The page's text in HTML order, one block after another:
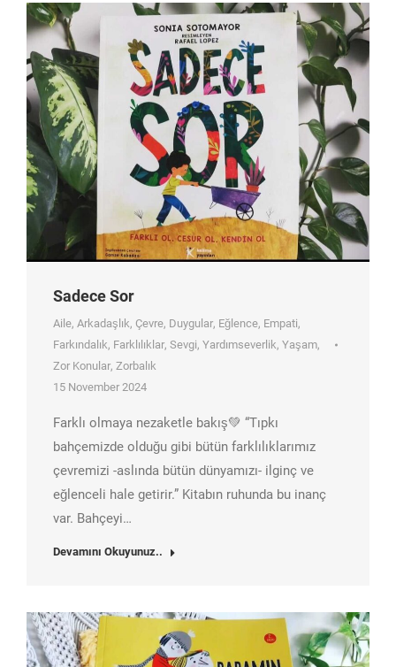
Sadece Sor
Aile, Arkadaşlık, Çevre, Duygular, Eğlence, Empati,
Farkındalık, Farklılıklar, Sevgi, Yardımseverlik, Yaşam,
Zor Konular, Zorbalık
15 November 2024
Farklı olmaya nezaketle bakış💚 “Tıpkı
bahçemizde olduğu gibi bütün farklılıklarımız
çevremizi -aslında bütün dünyamızı- ilginç ve
eğlenceli hale getirir.” Kitabın ruhunda bu inanç
var. Bahçeyi…
Devamını Okuyunuz..